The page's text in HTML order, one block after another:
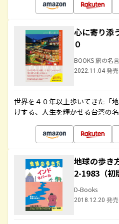
心に寄り添
０
BOOKS 旅の名
2022.11.04 発売
世界を４０年以上歩いてきた「
けする、人生を輝かせる台湾の
地球の歩き
2-1983（初
D-Books
2018.12.20 発売